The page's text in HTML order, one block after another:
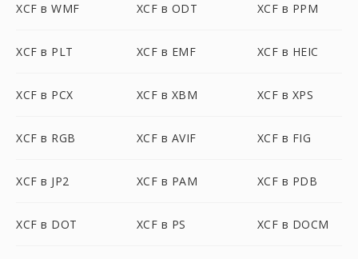
XCF в WMF XCF в ODT XCF в PPM
XCF в PLT XCF в EMF XCF в HEIC
XCF в PCX XCF в XBM XCF в XPS
XCF в RGB XCF в AVIF XCF в FIG
XCF в JP2 XCF в PAM XCF в PDB
XCF в DOT XCF в PS XCF в DOCM